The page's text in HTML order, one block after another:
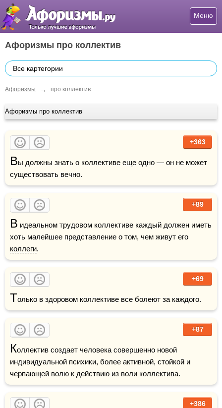
Меню
Афоризмы про коллектив
Все картегории
Афоризмы → про коллектив
Афоризмы про коллектив
+363
Вы должны знать о коллективе еще одно — он не может
существовать вечно.
+89
В идеальном трудовом коллективе каждый должен иметь
коллеги.
+69
Только в здоровом коллективе все болеют за каждого.
+87
Коллектив создает человека совершенно новой
индивидуальной психики, более активной, стойкой и
черпающей волю к действию из воли коллектива.
+386